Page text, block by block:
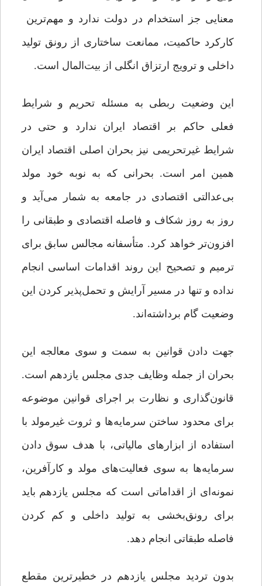
معنایی جز استخدام در دولت ندارد و مهم‌ترین
کارکرد حاکمیت، ممانعت ساختاری از رونق تولید
داخلی و ترویج ارتزاق انگلی از بیت‌المال است.
این وضعیت ربطی به مسئله‌ تحریم و شرایط
فعلی حاکم بر اقتصاد ایران ندارد و حتی در
شرایط غیرتحریمی نیز بحران اصلی اقتصاد ایران
همین امر است. بحرانی که به نوبه‌ خود مولد
بی‌عدالتی اقتصادی در جامعه به شمار می‌آید و
روز به‌ روز شکاف‌ و فاصله‌ اقتصادی و طبقانی را
افزون‌تر خواهد کرد. متأسفانه مجالس سابق برای
ترمیم و تصحیح این روند اقدامات اساسی انجام
نداده و تنها در مسیر آرایش و تحمل‌پذیر کردن این
وضعیت گام برداشته‌اند.
جهت دادن قوانین به سمت و سوی معالجه‌ این
بحران از جمله وظایف جدی مجلس یازدهم است.
قانون‌گذاری و نظارت بر اجرای قوانین موضوعه
برای محدود ساختن سرمایه‌ها و ثروت غیرمولد با
استفاده از ابزارهای مالیاتی، با هدف سوق دادن
سرمایه‌ها به سوی فعالیت‌های مولد و کارآفرین،
نمونه‌ای از اقداماتی است که مجلس یازدهم باید
برای رونق‌بخشی به تولید داخلی و کم کردن
فاصله‌ طبقاتی انجام دهد.
بدون تردید مجلس یازدهم در خطیرترین مقطع